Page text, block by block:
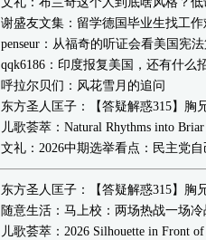
谢盛友文集：留学德国毕业生找工作
penseur：从福奇的听证会看美国宪
qqk6186：印度报复美国，还有什么
呼拉尔贝们：风花雪月的追问
东方圣人匡子：【答疑解惑315】胸
儿歌荟萃：Natural Rhythms into
文礼：2026中期选举看点：民主党
东方圣人匡子：【答疑解惑315】胸
随意生活：马上校：两场热战一场
儿歌荟萃：2026 Silhouette in Front